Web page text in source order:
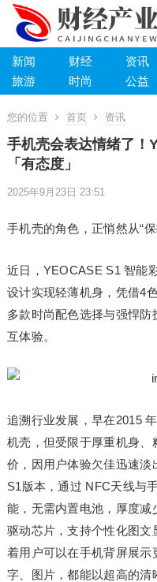
新闻 财经 资讯
旅游
时尚 公益
您的位置 首页 资讯
手机壳会表达情绪了！
「有态度」
2025年9月23日 23:51
手机壳的角色，正悄然从“保
近日，YEOCASE S1 智能
设计实现轻薄机身，凭借4
多款时尚配色选择与强悍
互体验。
追溯行业发展，早在2015
机壳，但受限于厚重机身、
价，因用户体验欠佳迅速
S1版本，通过 NFC天线与
能，无需内置电池，厚度减
驱动芯片，支持个性化图
着用户可以在手机背屏展
字、图片，都能以超高的清